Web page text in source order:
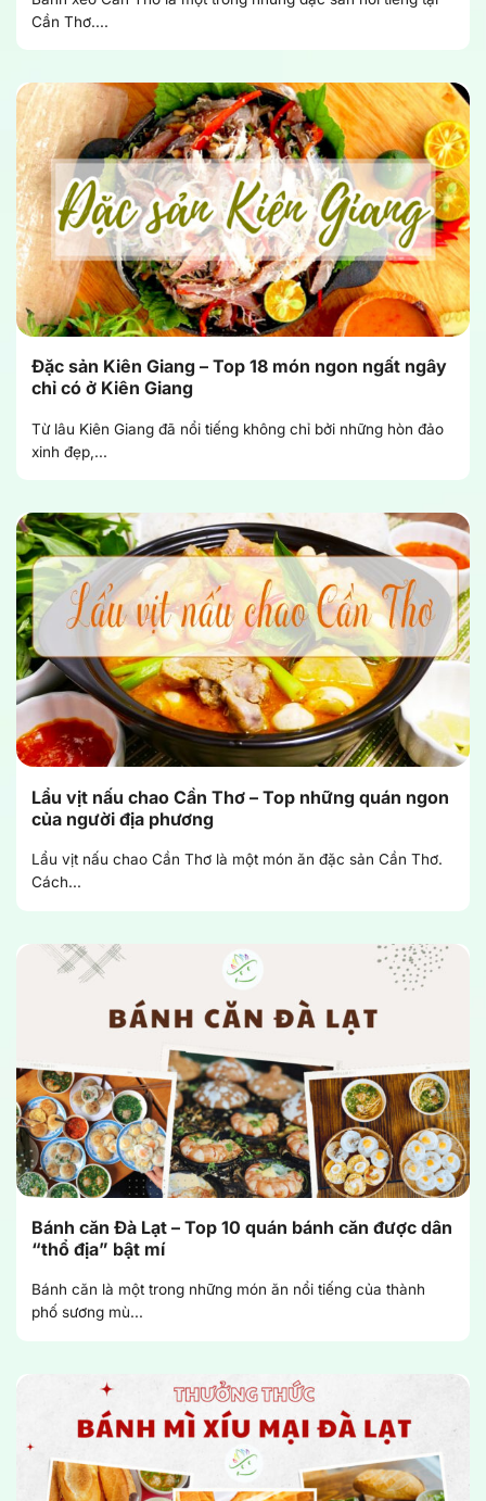
Cần Thơ....
Đặc sản Kiên Giang – Top 18 món ngon ngất ngây
chỉ có ở Kiên Giang
Từ lâu Kiên Giang đã nổi tiếng không chỉ bởi những hòn đảo
xinh đẹp,...
Lẩu vịt nấu chao Cần Thơ – Top những quán ngon
của người địa phương
Lẩu vịt nấu chao Cần Thơ là một món ăn đặc sản Cần Thơ.
Cách...
Bánh căn Đà Lạt – Top 10 quán bánh căn được dân
“thổ địa” bật mí
Bánh căn là một trong những món ăn nổi tiếng của thành
phố sương mù...